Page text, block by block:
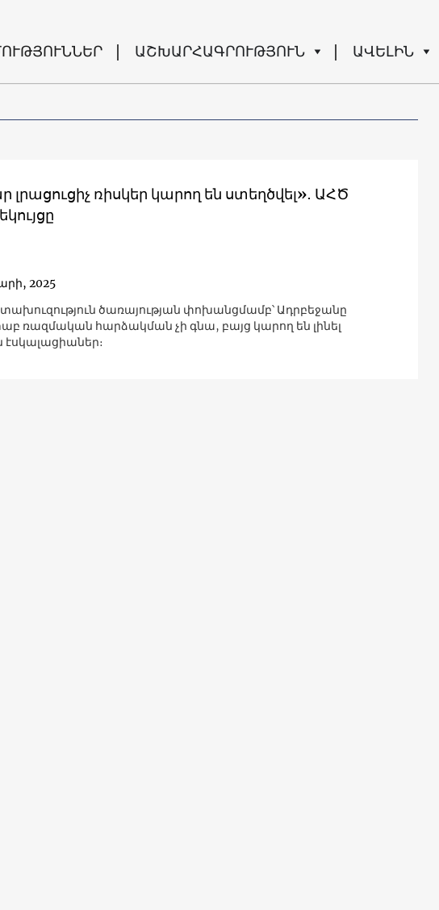
ԱՇԽԱՐՀԱԳՐՈՒԹՅՈՒՆ ԱՎԵԼԻՆ
լրացուցիչ ռիսկեր կարող են ստեղծվել»․ ԱՀԾ
2025
ծառայության փոխանցմամբ՝ Ադրբեջանը
ռազմական հարձակման չի գնա, բայց կարող են լինել